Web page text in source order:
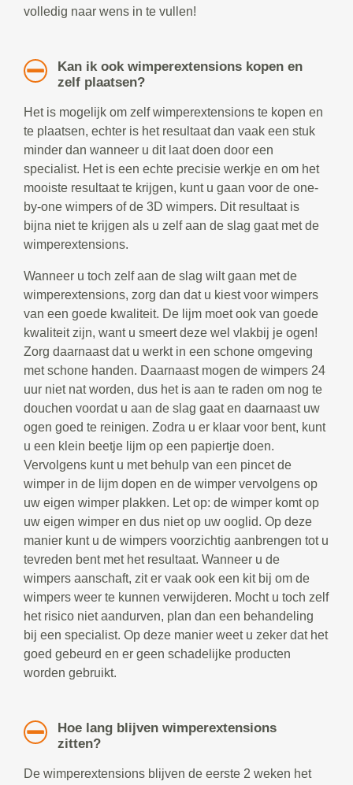
volledig naar wens in te vullen!
Kan ik ook wimperextensions kopen en
zelf plaatsen?
Het is mogelijk om zelf wimperextensions te kopen en
te plaatsen, echter is het resultaat dan vaak een stuk
minder dan wanneer u dit laat doen door een
specialist. Het is een echte precisie werkje en om het
mooiste resultaat te krijgen, kunt u gaan voor de one-
by-one wimpers of de 3D wimpers. Dit resultaat is
bijna niet te krijgen als u zelf aan de slag gaat met de
wimperextensions.
Wanneer u toch zelf aan de slag wilt gaan met de
wimperextensions, zorg dan dat u kiest voor wimpers
van een goede kwaliteit. De lijm moet ook van goede
kwaliteit zijn, want u smeert deze wel vlakbij je ogen!
Zorg daarnaast dat u werkt in een schone omgeving
met schone handen. Daarnaast mogen de wimpers 24
uur niet nat worden, dus het is aan te raden om nog te
douchen voordat u aan de slag gaat en daarnaast uw
ogen goed te reinigen. Zodra u er klaar voor bent, kunt
u een klein beetje lijm op een papiertje doen.
Vervolgens kunt u met behulp van een pincet de
wimper in de lijm dopen en de wimper vervolgens op
uw eigen wimper plakken. Let op: de wimper komt op
uw eigen wimper en dus niet op uw ooglid. Op deze
manier kunt u de wimpers voorzichtig aanbrengen tot u
tevreden bent met het resultaat. Wanneer u de
wimpers aanschaft, zit er vaak ook een kit bij om de
wimpers weer te kunnen verwijderen. Mocht u toch zelf
het risico niet aandurven, plan dan een behandeling
bij een specialist. Op deze manier weet u zeker dat het
goed gebeurd en er geen schadelijke producten
worden gebruikt.
Hoe lang blijven wimperextensions
zitten?
De wimperextensions blijven de eerste 2 weken het